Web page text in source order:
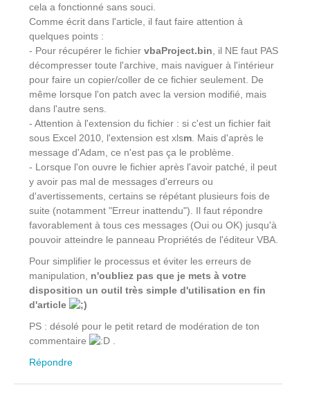
cela a fonctionné sans souci.
Comme écrit dans l'article, il faut faire attention à
quelques points :
- Pour récupérer le fichier vbaProject.bin , il NE faut PAS
décompresser toute l'archive, mais naviguer à l'intérieur
pour faire un copier/coller de ce fichier seulement. De
même lorsque l'on patch avec la version modifié, mais
dans l'autre sens.
- Attention à l'extension du fichier : si c'est un fichier fait
sous Excel 2010, l'extension est xlsm . Mais d'après le
message d'Adam, ce n'est pas ça le problème.
- Lorsque l'on ouvre le fichier après l'avoir patché, il peut
y avoir pas mal de messages d'erreurs ou
d'avertissements, certains se répétant plusieurs fois de
suite (notamment "Erreur inattendu"). Il faut répondre
favorablement à tous ces messages (Oui ou OK) jusqu'à
pouvoir atteindre le panneau Propriétés de l'éditeur VBA.
Pour simplifier le processus et éviter les erreurs de
manipulation, n'oubliez pas que je mets à votre
disposition un outil très simple d'utilisation en fin
d'article
PS : désolé pour le petit retard de modération de ton
commentaire
Répondre